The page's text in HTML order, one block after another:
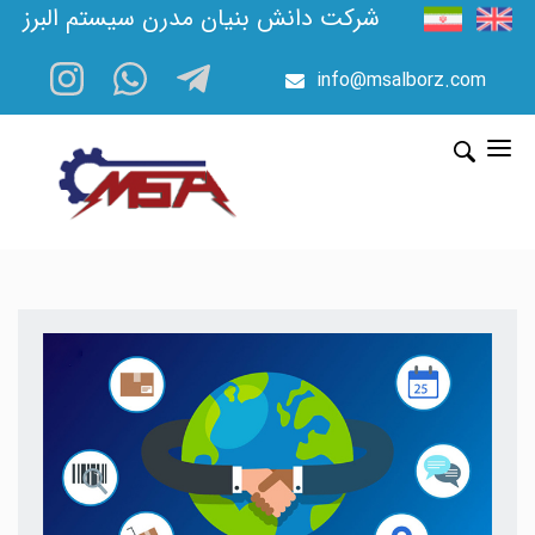
شرکت دانش بنیان مدرن سیستم البرز
info@msalborz.com